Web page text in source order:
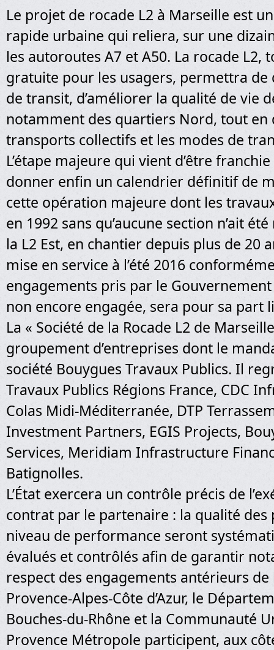
Le projet de rocade L2 à Marseille est
rapide urbaine qui reliera, sur une
les autoroutes A7 et A50. La rocade L2,
gratuite pour les usagers, permettra de
de transit, d’améliorer la qualité de vie
notamment des quartiers Nord, tout en
transports collectifs et les modes de
L’étape majeure qui vient d’être
donner enfin un calendrier définitif de
cette opération majeure dont les
en 1992 sans qu’aucune section n’ait
la L2 Est, en chantier depuis plus de 20
mise en service à l’été 2016
engagements pris par le
non encore engagée, sera pour sa part
La « Société de la Rocade L2 de
groupement d’entreprises dont le
société Bouygues Travaux Publics. Il
Travaux Publics Régions France, CDC
Colas Midi-Méditerranée, DTP
Investment Partners, EGIS Projects,
Services, Meridiam Infrastructure
Batignolles.
L’État exercera un contrôle précis de
contrat par le partenaire : la qualité des
niveau de performance seront
évalués et contrôlés afin de garantir
respect des engagements antérieurs de
Provence-Alpes-Côte d’Azur, le
Bouches-du-Rhône et la Communauté
Provence Métropole participent, aux